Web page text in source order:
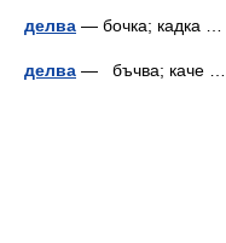
делва — бочка; кадка …
делва — бъчва; каче